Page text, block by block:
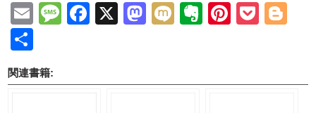
EmailMessage
Facebook
X Mastodon
MixiEvernote
有
関連書籍: